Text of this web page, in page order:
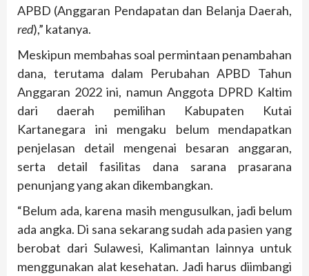
APBD (Anggaran Pendapatan dan Belanja Daerah,
red),” katanya.
Meskipun membahas soal permintaan penambahan
dana, terutama dalam Perubahan APBD Tahun
Anggaran 2022 ini, namun Anggota DPRD Kaltim
dari daerah pemilihan Kabupaten Kutai
Kartanegara ini mengaku belum mendapatkan
penjelasan detail mengenai besaran anggaran,
serta detail fasilitas dana sarana prasarana
penunjang yang akan dikembangkan.
“Belum ada, karena masih mengusulkan, jadi belum
ada angka. Di sana sekarang sudah ada pasien yang
berobat dari Sulawesi, Kalimantan lainnya untuk
menggunakan alat kesehatan. Jadi harus diimbangi